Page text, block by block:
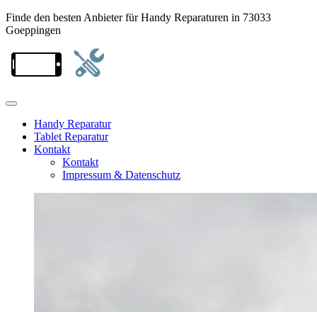
Finde den besten Anbieter für Handy Reparaturen in 73033
Goeppingen
Handy Reparatur
Tablet Reparatur
Kontakt
Kontakt
Impressum & Datenschutz